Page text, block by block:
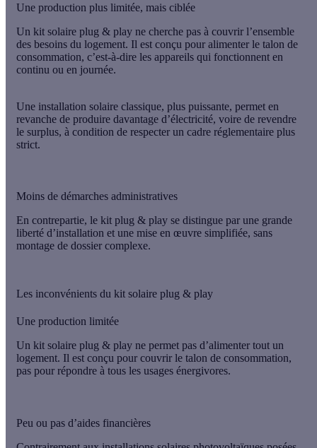
Une production plus limitée, mais ciblée
Un kit solaire plug & play ne cherche pas à couvrir l’ensemble
des besoins du logement. Il est conçu pour alimenter le talon de
consommation, c’est-à-dire les appareils qui fonctionnent en
continu ou en journée.
Une installation solaire classique, plus puissante, permet en
revanche de produire davantage d’électricité, voire de revendre
le surplus, à condition de respecter un cadre réglementaire plus
strict.
Moins de démarches administratives
En contrepartie, le kit plug & play se distingue par une grande
liberté d’installation et une mise en œuvre simplifiée, sans
montage de dossier complexe.
Les inconvénients du kit solaire plug & play
Une production limitée
Un kit solaire plug & play ne permet pas d’alimenter tout un
logement. Il est conçu pour couvrir le talon de consommation,
pas pour répondre à tous les usages énergivores.
Peu ou pas d’aides financières